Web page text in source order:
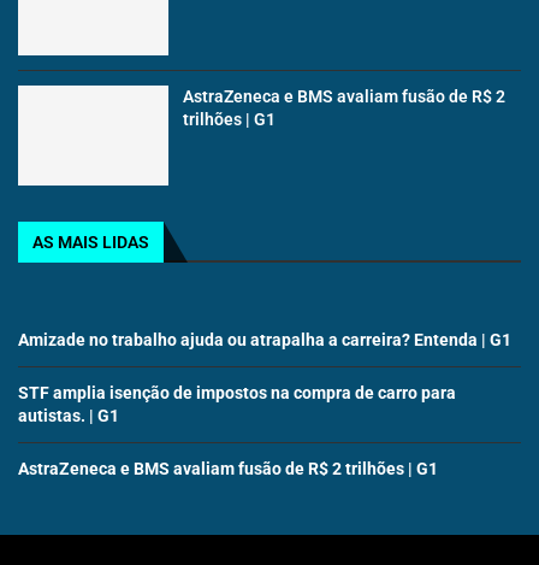
AstraZeneca e BMS avaliam fusão de R$ 2
trilhões | G1
AS MAIS LIDAS
Amizade no trabalho ajuda ou atrapalha a carreira? Entenda | G1
STF amplia isenção de impostos na compra de carro para
autistas. | G1
AstraZeneca e BMS avaliam fusão de R$ 2 trilhões | G1